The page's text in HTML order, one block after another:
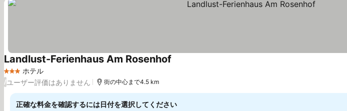
3 ホテルのランク
ホテル
Landlust-Ferienhaus Am Rosenhof
/ユーザー評価はありません 街の中心まで4.5 km
正確な料金を確認するには日付を選択してください